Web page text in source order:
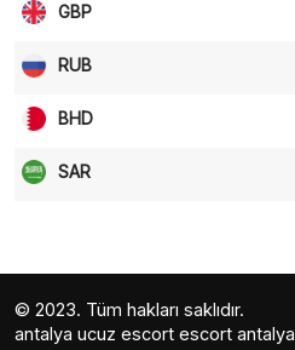
GBP
RUB
BHD
SAR
© 2023. Tüm hakları saklıdır.
antalya ucuz escort escort antalya